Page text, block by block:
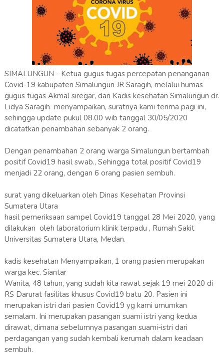
SIMALUNGUN - Ketua gugus tugas percepatan penanganan
Covid-19 kabupaten Simalungun JR Saragih, melalui humas
gugus tugas Akmal siregar, dan Kadis kesehatan Simalungun dr.
Lidya Saragih menyampaikan, suratnya kami terima pagi ini,
sehingga update pukul 08.00 wib tanggal 30/05/2020
dicatatkan penambahan sebanyak 2 orang.
Dengan penambahan 2 orang warga Simalungun bertambah
positif Covid19 hasil swab., Sehingga total positif Covid19
menjadi 22 orang, dengan 6 orang pasien sembuh.
surat yang dikeluarkan oleh Dinas Kesehatan Provinsi
Sumatera Utara
hasil pemeriksaan sampel Covid19 tanggal 28 Mei 2020, yang
dilakukan oleh laboratorium klinik terpadu , Rumah Sakit
Universitas Sumatera Utara, Medan.
kadis kesehatan Menyampaikan, 1 orang pasien merupakan
warga kec. Siantar
Wanita, 48 tahun, yang sudah kita rawat sejak 19 mei 2020 di
RS Darurat fasilitas khusus Covid19 batu 20. Pasien ini
merupakan istri dari pasien Covid19 yg kami umumkan
semalam. Ini merupakan pasangan suami istri yang kedua
dirawat, dimana sebelumnya pasangan suami-istri dari
perdagangan yang sudah kembali kerumah dalam keadaan
sembuh.